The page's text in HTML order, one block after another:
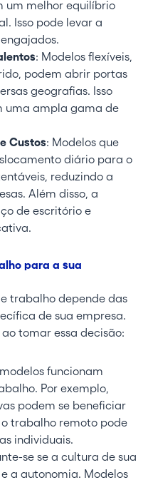
um melhor equilíbrio
Isso pode levar a
: Modelos flexíveis,
podem abrir portas
geografias. Isso
uma ampla gama de
Custos: Modelos que
diário para o
reduzindo a
Além disso, a
de escritório e
para a sua
trabalho depende das
de sua empresa.
tomar essa decisão:
funcionam
Por exemplo,
podem se beneficiar
trabalho remoto pode
individuais.
se se a cultura de sua
a autonomia. Modelos